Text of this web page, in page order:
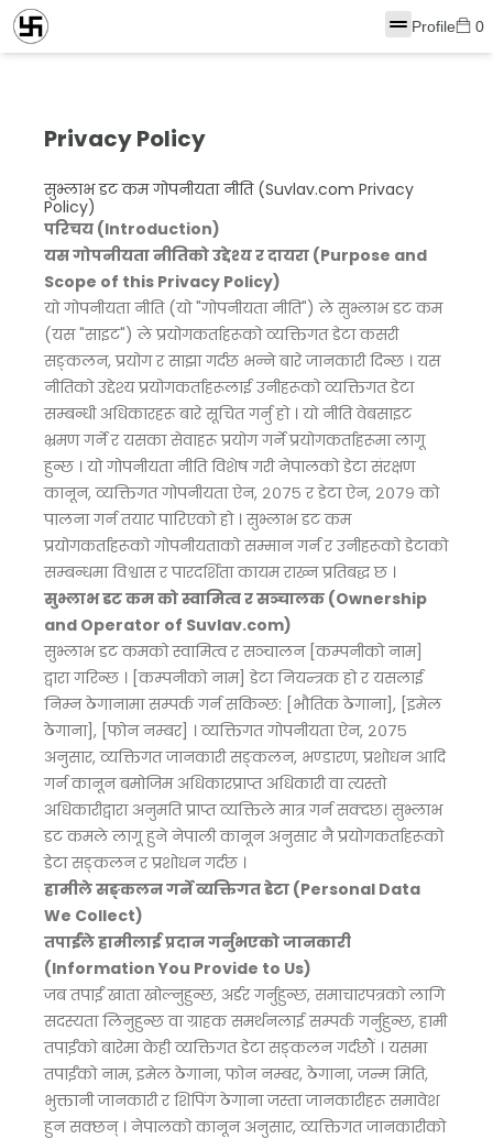
Profile 0
Privacy Policy
सुभ्लाभ डट कम गोपनीयता नीति (Suvlav.com Privacy
Policy)
परिचय (Introduction)
यस गोपनीयता नीतिको उद्देश्य र दायरा (Purpose and
Scope of this Privacy Policy)
यो गोपनीयता नीति (यो "गोपनीयता नीति") ले सुभ्लाभ डट कम
(यस "साइट") ले प्रयोगकर्ताहरूको व्यक्तिगत डेटा कसरी
सङ्कलन, प्रयोग र साझा गर्दछ भन्ने बारे जानकारी दिन्छ । यस
नीतिको उद्देश्य प्रयोगकर्ताहरूलाई उनीहरूको व्यक्तिगत डेटा
सम्बन्धी अधिकारहरू बारे सूचित गर्नु हो । यो नीति वेबसाइट
भ्रमण गर्ने र यसका सेवाहरू प्रयोग गर्ने प्रयोगकर्ताहरूमा लागू
हुन्छ । यो गोपनीयता नीति विशेष गरी नेपालको डेटा संरक्षण
कानून, व्यक्तिगत गोपनीयता ऐन, २०७५ र डेटा ऐन, २०७९ को
पालना गर्न तयार पारिएको हो । सुभ्लाभ डट कम
प्रयोगकर्ताहरूको गोपनीयताको सम्मान गर्न र उनीहरूको डेटाको
सम्बन्धमा विश्वास र पारदर्शिता कायम राख्न प्रतिबद्ध छ ।
सुभ्लाभ डट कम को स्वामित्व र सञ्चालक (Ownership
and Operator of Suvlav.com)
सुभ्लाभ डट कमको स्वामित्व र सञ्चालन [कम्पनीको नाम]
द्वारा गरिन्छ । [कम्पनीको नाम] डेटा नियन्त्रक हो र यसलाई
निम्न ठेगानामा सम्पर्क गर्न सकिन्छ: [भौतिक ठेगाना], [इमेल
ठेगाना], [फोन नम्बर] । व्यक्तिगत गोपनीयता ऐन, २०७५
अनुसार, व्यक्तिगत जानकारी सङ्कलन, भण्डारण, प्रशोधन आदि
गर्न कानून बमोजिम अधिकारप्राप्त अधिकारी वा त्यस्तो
अधिकारीद्वारा अनुमति प्राप्त व्यक्तिले मात्र गर्न सक्दछ। सुभ्लाभ
डट कमले लागू हुने नेपाली कानून अनुसार नै प्रयोगकर्ताहरूको
डेटा सङ्कलन र प्रशोधन गर्दछ ।
हामीले सङ्कलन गर्ने व्यक्तिगत डेटा (Personal Data
We Collect)
तपाईंले हामीलाई प्रदान गर्नुभएको जानकारी
(Information You Provide to Us)
जब तपाईं खाता खोल्नुहुन्छ, अर्डर गर्नुहुन्छ, समाचारपत्रको लागि
सदस्यता लिनुहुन्छ वा ग्राहक समर्थनलाई सम्पर्क गर्नुहुन्छ, हामी
तपाईंको बारेमा केही व्यक्तिगत डेटा सङ्कलन गर्दछौं । यसमा
तपाईंको नाम, इमेल ठेगाना, फोन नम्बर, ठेगाना, जन्म मिति,
भुक्तानी जानकारी र शिपिंग ठेगाना जस्ता जानकारीहरू समावेश
हुन सक्छन् । नेपालको कानून अनुसार, व्यक्तिगत जानकारीको